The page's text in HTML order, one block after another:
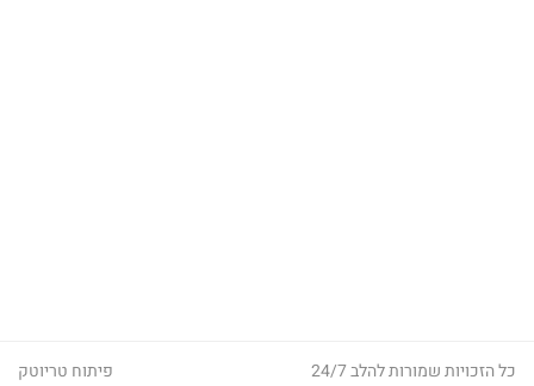
כל הזכויות שמורות להלב 24/7 פיתוח טריוטק